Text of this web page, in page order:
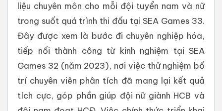
liệu chuyên môn cho mỗi đội tuyển nam và nữ
trong suốt quá trình thi đấu tại SEA Games 33.
Đây được xem là bước đi chuyên nghiệp hóa,
tiếp nối thành công từ kinh nghiệm tại SEA
Games 32 (năm 2023), nơi việc thử nghiệm bố
trí chuyên viên phân tích đã mang lại kết quả
tích cực, góp phần giúp đội nữ giành HCB và